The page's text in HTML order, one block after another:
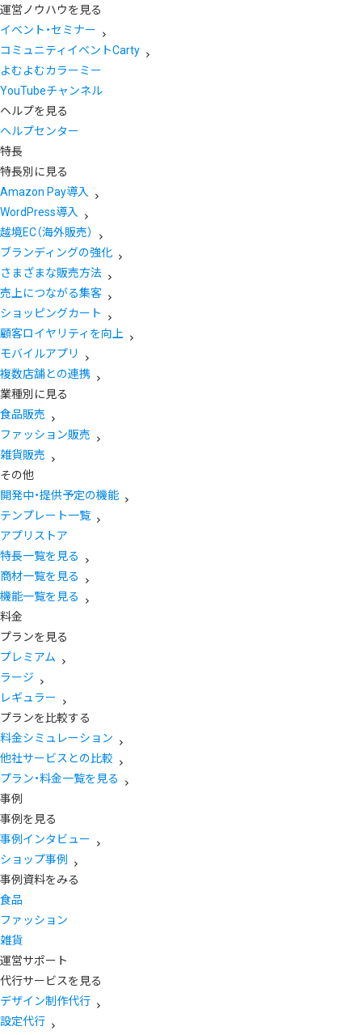
運営ノウハウを見る
イベント・セミナー
コミュニティイベントCarty
よむよむカラーミー
YouTubeチャンネル
ヘルプを見る
ヘルプセンター
特長
特長別に見る
Amazon Pay導入
WordPress導入
越境EC（海外販売）
ブランディングの強化
さまざまな販売方法
売上につながる集客
ショッピングカート
顧客ロイヤリティを向上
モバイルアプリ
複数店舗との連携
業種別に見る
食品販売
ファッション販売
雑貨販売
その他
開発中・提供予定の機能
テンプレート一覧
アプリストア
特長一覧を見る
商材一覧を見る
機能一覧を見る
料金
プランを見る
プレミアム
ラージ
レギュラー
プランを比較する
料金シミュレーション
他社サービスとの比較
プラン・料金一覧を見る
事例
事例を見る
事例インタビュー
ショップ事例
事例資料をみる
食品
ファッション
雑貨
運営サポート
代行サービスを見る
デザイン制作代行
設定代行